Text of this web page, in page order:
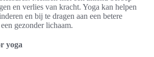
en verlies van kracht. Yoga kan helpen
en bij te dragen aan een betere
gezonder lichaam.
yoga